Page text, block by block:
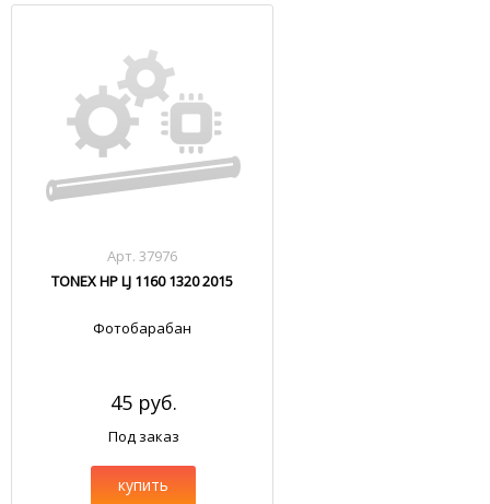
Арт. 37976
TONEX HP LJ 1160 1320 2015
Фотобарабан
45 руб.
Под заказ
купить